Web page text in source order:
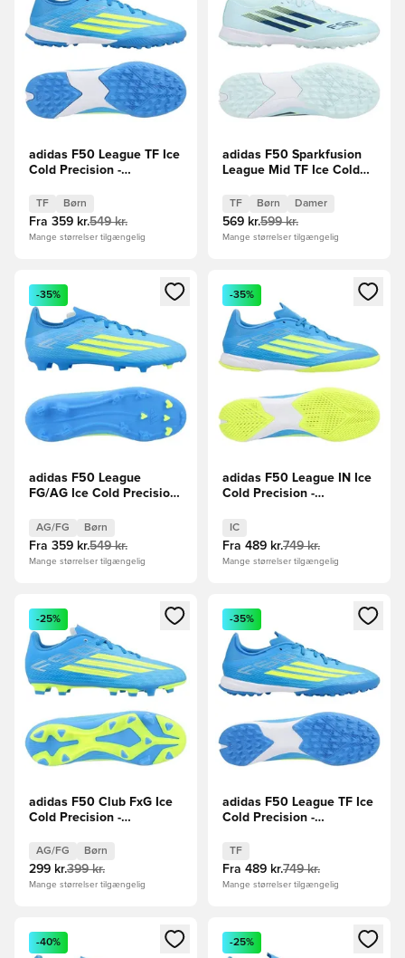
adidas F50 League TF Ice
Cold Precision -
TF Børn
Fra 359 kr.549 kr.
Mange størrelser tilgængelig
adidas F50 Sparkfusion
League Mid TF Ice Cold
Lyseblå/Hvid/Gul Pige
TF Børn Damer
569 kr.599 kr.
Mange størrelser tilgængelig
Åbner en Modal til at logge ind eller tilmelde dig som
-35%
adidas F50 League
FG/AG Ice Cold Precision
AG/FG Børn
Fra 359 kr.549 kr.
Mange størrelser tilgængelig
Åbner en Modal til at logge
-35%
adidas F50 League IN Ice
Cold Precision -
IC
Fra 489 kr.749 kr.
Mange størrelser tilgængelig
Åbner en Modal til at logge ind eller tilmelde dig som
-25%
adidas F50 Club FxG Ice
Cold Precision -
AG/FG Børn
299 kr.399 kr.
Mange størrelser tilgængelig
Åbner en Modal til at logge
-35%
adidas F50 League TF Ice
Cold Precision -
TF
Fra 489 kr.749 kr.
Mange størrelser tilgængelig
Åbner en Modal til at logge ind eller tilmelde dig som
-40%
Åbner en Modal til at logge
-25%